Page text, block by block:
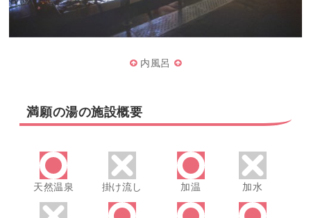
内風呂
満願の湯の施設概要
天然温泉 掛け流し 加温 加水